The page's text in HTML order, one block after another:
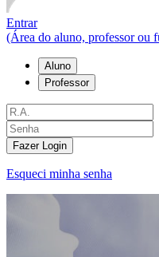
Entrar
(Área do aluno, professor ou
Aluno
Professor
Fazer Login
Esqueci minha senha